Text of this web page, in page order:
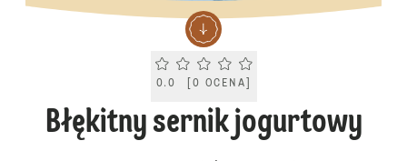
Current rating 0.0. Click to rate.
0.0 0 OCENA
Błękitny sernik jogurtowy